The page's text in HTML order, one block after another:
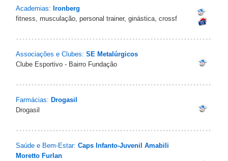
Academias: Ironberg
fitness, musculação, personal trainer, ginástica, crossf
Associações e Clubes: SE Metalúrgicos
Clube Esportivo - Bairro Fundação
Farmácias: Drogasil
Drogasil
Saúde e Bem-Estar: Caps Infanto-Juvenil Amabili
Moretto Furlan